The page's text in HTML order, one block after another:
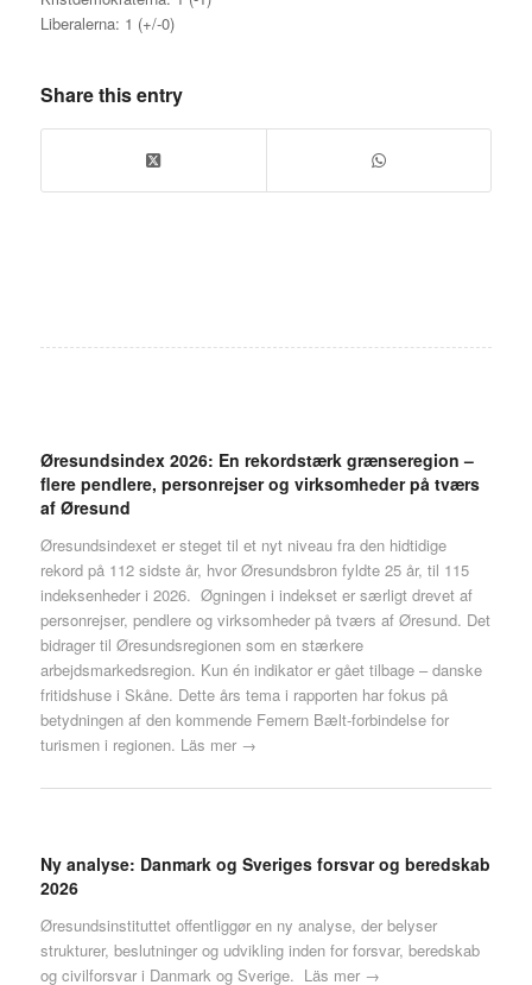
Liberalerna: 1 (+/-0)
Share this entry
Øresundsindex 2026: En rekordstærk grænseregion –
flere pendlere, personrejser og virksomheder på tværs
af Øresund
Øresundsindexet er steget til et nyt niveau fra den hidtidige
rekord på 112 sidste år, hvor Øresundsbron fyldte 25 år, til 115
indeksenheder i 2026. Øgningen i indekset er særligt drevet af
personrejser, pendlere og virksomheder på tværs af Øresund. Det
bidrager til Øresundsregionen som en stærkere
arbejdsmarkedsregion. Kun én indikator er gået tilbage – danske
fritidshuse i Skåne. Dette års tema i rapporten har fokus på
betydningen af den kommende Femern Bælt-forbindelse for
turismen i regionen. Läs mer →
Ny analyse: Danmark og Sveriges forsvar og beredskab
2026
Øresundsinstituttet offentliggør en ny analyse, der belyser
strukturer, beslutninger og udvikling inden for forsvar, beredskab
og civilforsvar i Danmark og Sverige. Läs mer →